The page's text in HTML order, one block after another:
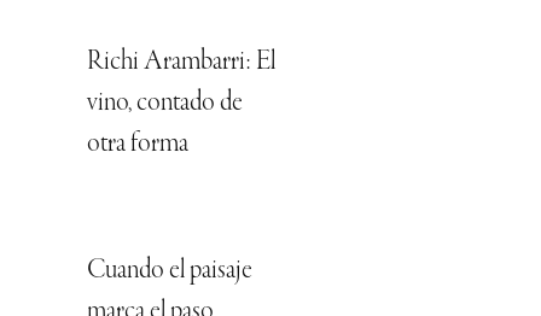
Richi Arambarri: El
vino, contado de
otra forma
Cuando el paisaje